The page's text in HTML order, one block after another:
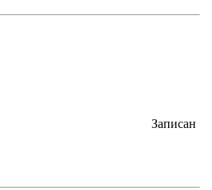
Записан